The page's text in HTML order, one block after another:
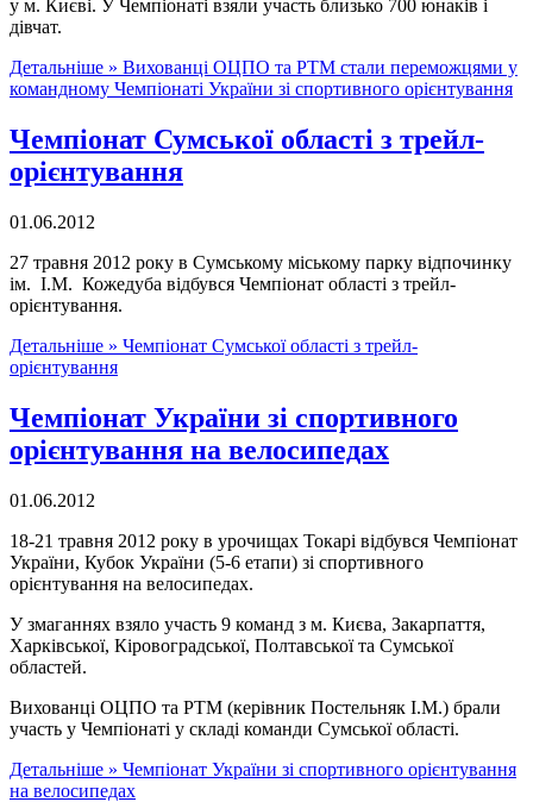
у м. Києві. У Чемпіонаті взяли участь близько 700 юнаків і
дівчат.
Детальніше » Вихованці ОЦПО та РТМ стали переможцями у
командному Чемпіонаті України зі спортивного орієнтування
Чемпіонат Сумської області з трейл-
орієнтування
01.06.2012
27 травня 2012 року в Сумському міському парку відпочинку
ім. І.М. Кожедуба відбувся Чемпіонат області з трейл-
орієнтування.
Детальніше » Чемпіонат Сумської області з трейл-
орієнтування
Чемпіонат України зі спортивного
орієнтування на велосипедах
01.06.2012
18-21 травня 2012 року в урочищах Токарі відбувся Чемпіонат
України, Кубок України (5-6 етапи) зі спортивного
орієнтування на велосипедах.
У змаганнях взяло участь 9 команд з м. Києва, Закарпаття,
Харківської, Кіровоградської, Полтавської та Сумської
областей.
Вихованці ОЦПО та РТМ (керівник Постельняк І.М.) брали
участь у Чемпіонаті у складі команди Сумської області.
Детальніше » Чемпіонат України зі спортивного орієнтування
на велосипедах